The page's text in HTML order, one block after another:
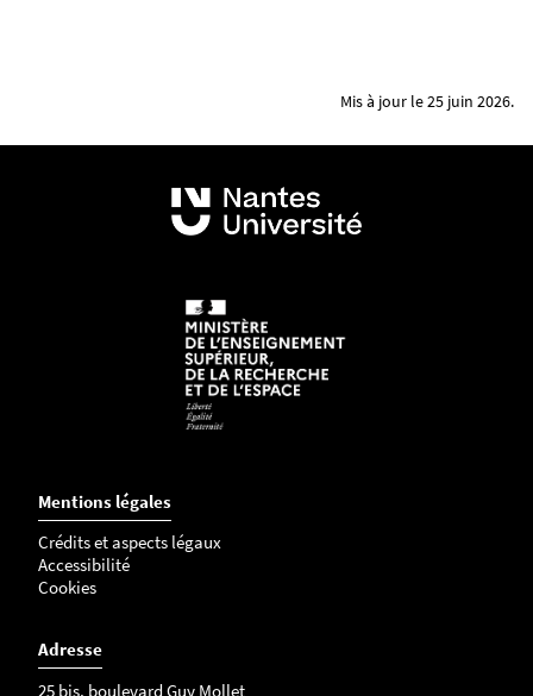
Mis à jour le 25 juin 2026.
Mentions légales
Crédits et aspects légaux
Accessibilité
Cookies
Adresse
25 bis, boulevard Guy Mollet